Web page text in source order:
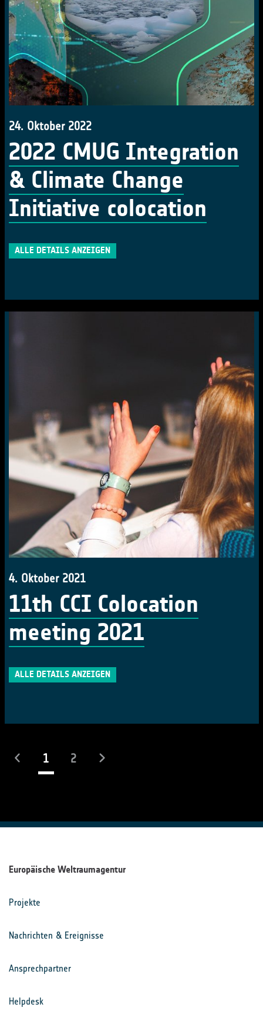
24. Oktober 2022
2022 CMUG Integration
& Climate Change
Initiative colocation
ALLE DETAILS ANZEIGEN
4. Oktober 2021
11th CCI Colocation
meeting 2021
ALLE DETAILS ANZEIGEN
1(laufend)
2
Europäische Weltraumagentur
Projekte
Nachrichten & Ereignisse
Ansprechpartner
Helpdesk